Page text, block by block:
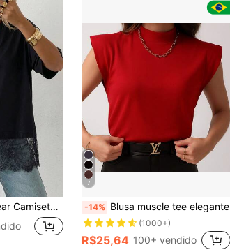
Renda Contrastante, Versátil e Casual, Verão
7
-14% Blusa muscle tee elegante
(1000+)
R$25,64 100+ vendido